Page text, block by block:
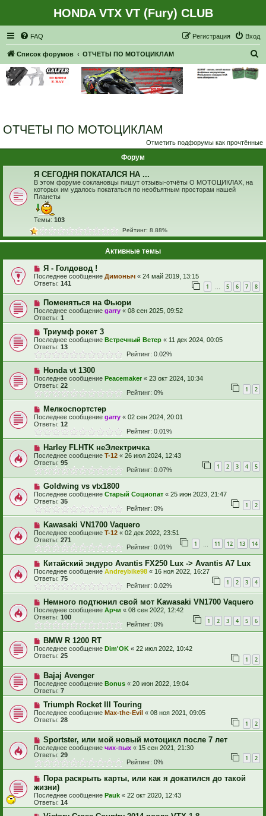
HONDA VTX VT (Fury) CLUB
FAQ Вход
Регистрация
Список форумов ОТЧЕТЫ ПО МОТОЦИКЛАМ
ОТЧЕТЫ ПО МОТОЦИКЛАМ
Отметить подфорумы как прочтённые
Форум
Я СЕГОДНЯ ПОКАТАЛСЯ НА ...
В этом форуме соклановцы пишут отзывы-отчёты О МОТОЦИКЛАХ, на
которых им удалось покататься по необъятным просторам нашей
Планеты
Темы: 103
Рейтинг: 8.88%
Активные темы
Я - Голдовод !
Последнее сообщение Димоныч « 24 май 2019, 13:15
Ответы: 141 1 5 6 7 8
Поменяться на Фьюри
Последнее сообщение garry « 08 сен 2025, 09:52
Ответы: 1
Триумф рокет 3
Последнее сообщение Встречный Ветер « 11 дек 2024, 00:05
Ответы: 13
Рейтинг: 0.02%
Honda vt 1300
Последнее сообщение Peacemaker « 23 окт 2024, 10:34
Ответы: 22 1 2
Рейтинг: 0%
Мелкоспортстер
Последнее сообщение garry « 02 сен 2024, 20:01
Ответы: 12
Рейтинг: 0.01%
Harley FLHTK неЭлектричка
Последнее сообщение T-12 « 26 июл 2024, 12:43
Ответы: 95 1 2 3 4 5
Рейтинг: 0.07%
Goldwing vs vtx1800
Последнее сообщение Старый Социопат « 25 июн 2023, 21:47
Ответы: 35 1 2
Рейтинг: 0%
Kawasaki VN1700 Vaquero
Последнее сообщение T-12 « 02 дек 2022, 23:51
Ответы: 271 1 11 12 13 14
Рейтинг: 0.01%
Китайский эндуро Avantis FX250 Lux -> Avantis A7 Lux
Последнее сообщение Andreybike98 « 16 ноя 2022, 16:27
Ответы: 75 1 2 3 4
Рейтинг: 0.02%
Немного подтюнил свой мот Kawasaki VN1700 Vaquero
Последнее сообщение Арчи « 08 сен 2022, 12:42
Ответы: 100 1 2 3 4 5 6
Рейтинг: 0%
BMW R 1200 RT
Последнее сообщение Dim'OK « 22 июл 2022, 10:42
Ответы: 25 1 2
Bajaj Avenger
Последнее сообщение Bonus « 20 июн 2022, 19:04
Ответы: 7
Triumph Rocket III Touring
Последнее сообщение Max-the-Evil « 08 ноя 2021, 09:05
Ответы: 28 1 2
Sportster, или мой новый мотоцикл после 7 лет
Последнее сообщение чих-пых « 15 сен 2021, 21:30
Ответы: 29 1 2
Рейтинг: 0%
Пора раскрыть карты, или как я докатился до такой
жизни)
Последнее сообщение Pauk « 22 окт 2020, 12:43
Ответы: 14